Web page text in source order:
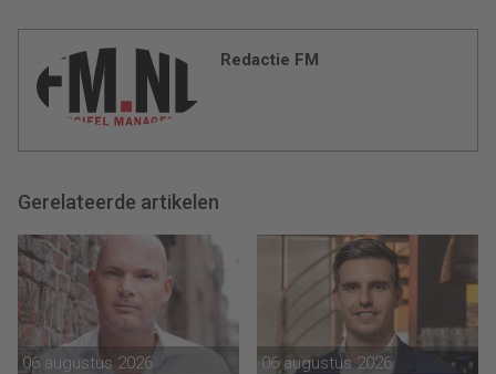
Redactie FM
Gerelateerde artikelen
06 augustus 2026 06 augustus 2026